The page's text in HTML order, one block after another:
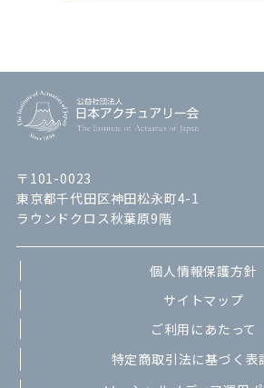
〒101-0023
東京都千代田区神田松永町4-1
ラウンドクロス秋葉原9階
個人情報保護方針
サイトマップ
ご利用にあたって
特定商取引法に基づく表